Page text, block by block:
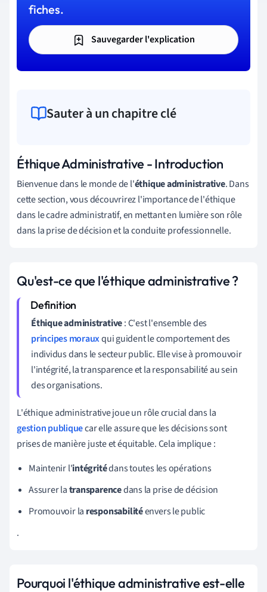
fiches.
Sauvegarder l'explication
Sauter à un chapitre clé
Éthique Administrative - Introduction
Bienvenue dans le monde de l'éthique administrative. Dans
cette section, vous découvrirez l'importance de l'éthique
dans le cadre administratif, en mettant en lumière son rôle
dans la prise de décision et la conduite professionnelle.
Qu'est-ce que l'éthique administrative ?
Éthique administrative: C'est l'ensemble des
principes morauxqui guident le comportement des
individus dans le secteur public. Elle vise à promouvoir
l'intégrité, la transparence et la responsabilité au sein
des organisations.
L'éthique administrative joue un rôle crucial dans la
gestion publiquecar elle assure que les décisions sont
prises de manière juste et équitable. Cela implique :
Maintenir l'intégritédans toutes les opérations
Assurer latransparencedans la prise de décision
Promouvoir la responsabilitéenvers le public
.
Pourquoi l'éthique administrative est-elle